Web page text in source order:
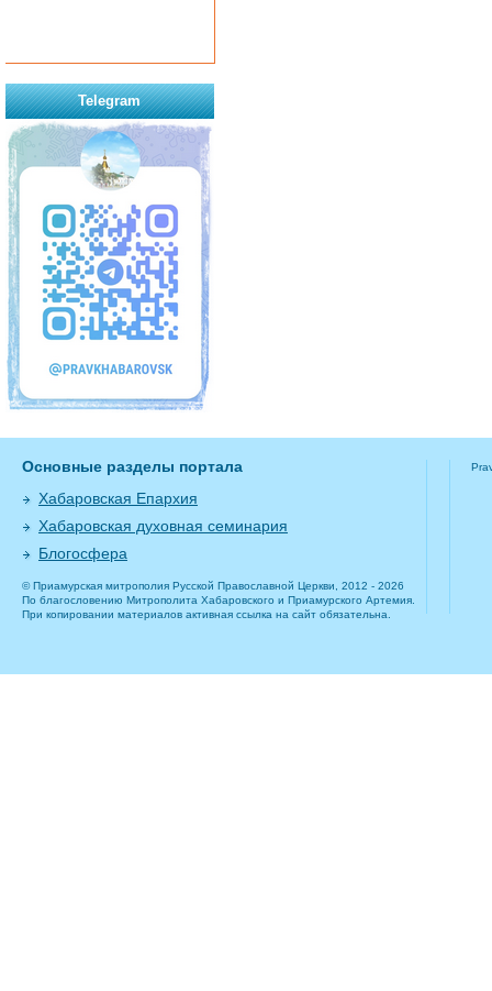
Telegram
Основные разделы портала
Хабаровская Епархия
Хабаровская духовная семинария
Блогосфера
© Приамурская митрополия Русской Православной Церкви, 2012 - 2026
По благословению Митрополита Хабаровского и Приамурского Артемия.
При копировании материалов активная ссылка на сайт обязательна.